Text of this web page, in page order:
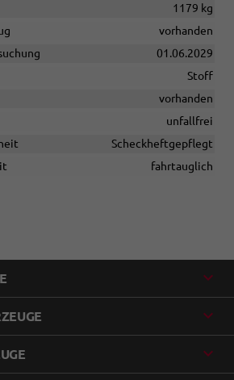
1179 kg
vorhanden
01.06.2029
Stoff
vorhanden
unfallfrei
Scheckheftgepflegt
fahrtauglich